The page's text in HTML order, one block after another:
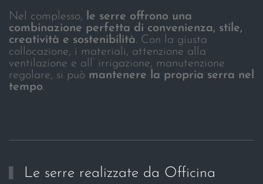
Nel complesso, le serre offrono una
combinazione perfetta di convenienza, stile,
creatività e sostenibilità. Con la giusta
collocazione, i materiali, attenzione alla
ventilazione e all’ irrigazione, manutenzione
regolare, si può mantenere la propria serra nel
tempo.
Le serre realizzate da Officina